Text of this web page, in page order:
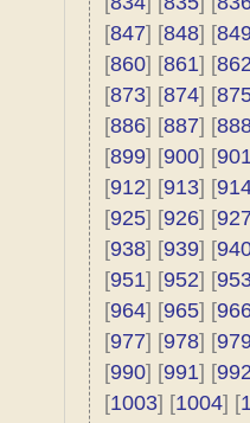
[847] [848] [
[860] [861] [
[873] [874] [
[886] [887] [
[899] [900] [
[912] [913] [
[925] [926] [
[938] [939] [
[951] [952] [
[964] [965] [
[977] [978] [
[990] [991] [
[1003] [1004] [